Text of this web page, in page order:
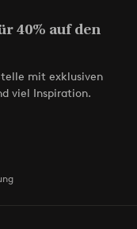
40% auf den
mit exklusiven
viel Inspiration.